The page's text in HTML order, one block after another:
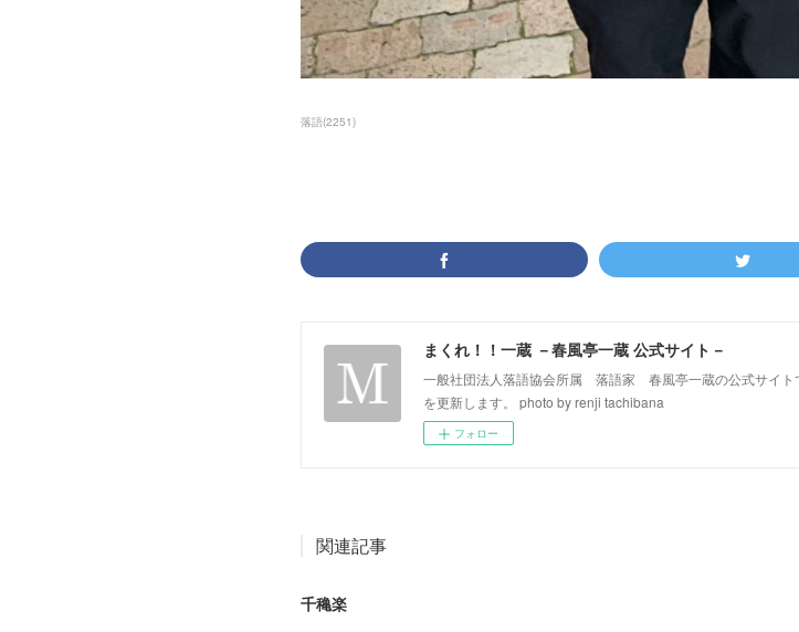
落語(2251)
まくれ！！一蔵 －春風亭一蔵 公式サイト－
一般社団法人落語協会所属 落語家 春風亭一蔵の公式サイト
を更新します。 photo by renji tachibana
フォロー
関連記事
千穐楽